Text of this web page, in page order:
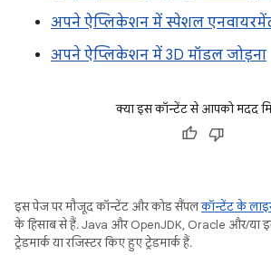
अपने ऐप्लिकेशन में स्पेशल
अपने ऐप्लिकेशन में 3D मॉडल जोड़ना
क्या इस कॉन्टेंट से आपको मदद
इस पेज पर मौजूद कॉन्टेंट और कोड सैंपलकॉन्टेंट के
के हिसाब से हैं. Java और OpenJDK, Oracle और/या
ट्रेडमार्क या रजिस्टर किए हुए ट्रेडमार्क हैं.